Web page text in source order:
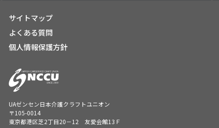
サイトマップ
よくある質問
個人情報保護方針
UAゼンセン日本介護クラフトユニオン
〒105-0014
東京都港区芝2丁目20－12 友愛会館13Ｆ